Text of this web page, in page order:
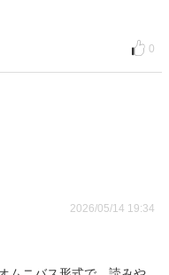
0
2026/05/14 19:34